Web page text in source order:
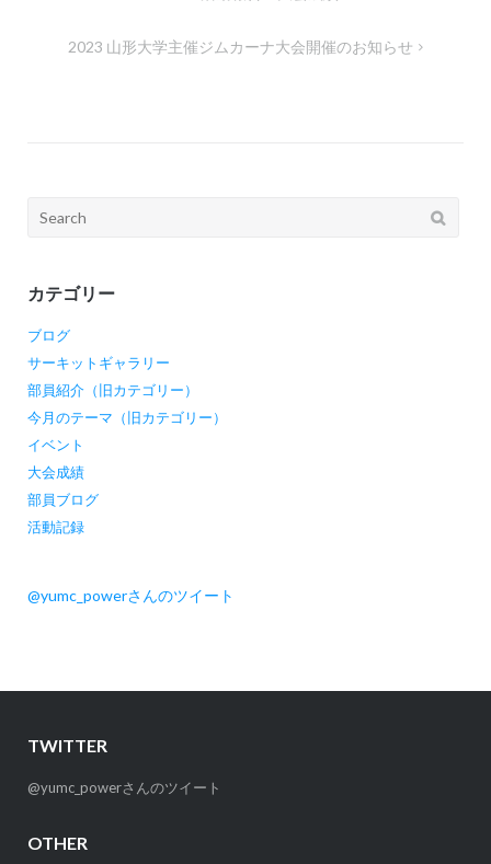
ョ
2023 山形大学主催ジムカーナ大会開催のお知らせ
Search
カテゴリー
ブログ
サーキットギャラリー
部員紹介（旧カテゴリー）
今月のテーマ（旧カテゴリー）
イベント
大会成績
部員ブログ
活動記録
@yumc_powerさんのツイート
TWITTER
@yumc_powerさんのツイート
OTHER